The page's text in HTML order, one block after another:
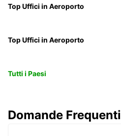
Top Uffici in Aeroporto
Top Uffici in Aeroporto
Tutti i Paesi
Domande Frequenti